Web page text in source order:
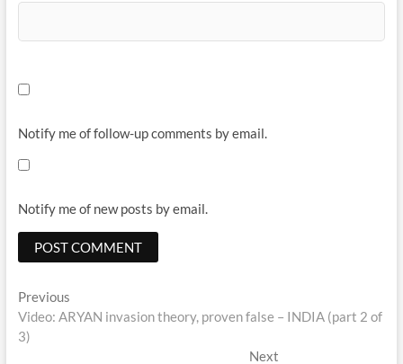
Notify me of follow-up comments by email.
Notify me of new posts by email.
Post
navigation
PreviousPrevious
post:
Video: ARYAN invasion theory, proven false – INDIA (part 2 of
3)
Next